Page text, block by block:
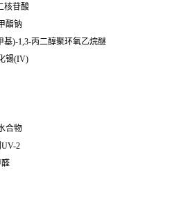
核苷酸
酯钠
基)-1,3-丙二醇聚环氧乙烷醚
锡(IV)
合物
UV-2
醛